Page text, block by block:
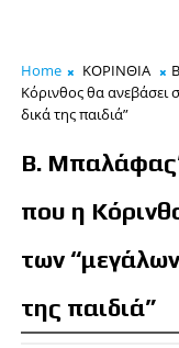
Home ΚΟΡΙΝΘΙΑ
Κόρινθος θα ανεβάσει
δικά της παιδιά”
Β.
που η
των
της παιδιά”